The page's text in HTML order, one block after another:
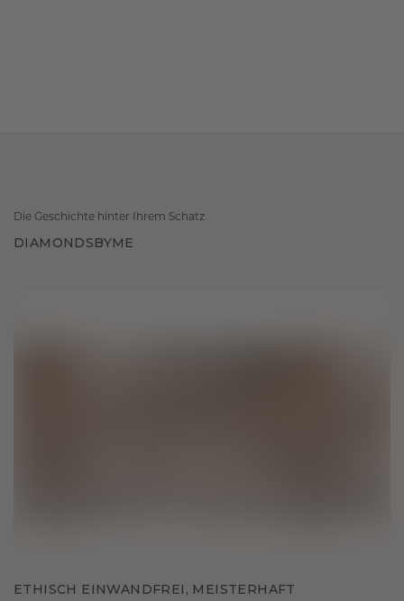
Die Geschichte hinter Ihrem Schatz
DIAMONDSBYME
ETHISCH EINWANDFREI, MEISTERHAFT